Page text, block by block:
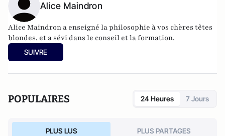
Alice Maindron
Alice Maindron a enseigné la philosophie à vos chères têtes
blondes, et a sévi dans le conseil et la formation.
SUIVRE
POPULAIRES 24 Heures 7 Jours
PLUS LUS PLUS PARTAGES